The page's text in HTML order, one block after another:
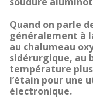
Quand on parle
généralement à
au chalumeau
sidérurgique, au
température
l’étain pour une
électronique.